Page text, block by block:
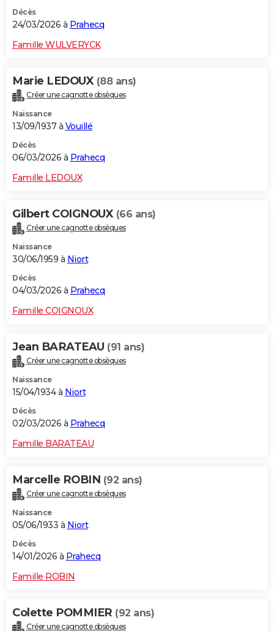
Décès
24/03/2026 à Prahecq
Famille WULVERYCK
Marie LEDOUX (88 ans)
Créer une cagnotte obsèques
Naissance
13/09/1937 à Vouillé
Décès
06/03/2026 à Prahecq
Famille LEDOUX
Gilbert COIGNOUX (66 ans)
Créer une cagnotte obsèques
Naissance
30/06/1959 à Niort
Décès
04/03/2026 à Prahecq
Famille COIGNOUX
Jean BARATEAU (91 ans)
Créer une cagnotte obsèques
Naissance
15/04/1934 à Niort
Décès
02/03/2026 à Prahecq
Famille BARATEAU
Marcelle ROBIN (92 ans)
Créer une cagnotte obsèques
Naissance
05/06/1933 à Niort
Décès
14/01/2026 à Prahecq
Famille ROBIN
Colette POMMIER (92 ans)
Créer une cagnotte obsèques